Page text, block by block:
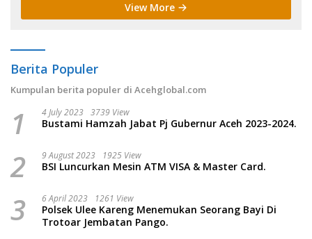
View More
Berita Populer
Kumpulan berita populer di Acehglobal.com
1 4 July 2023 3739 View
Bustami Hamzah Jabat Pj Gubernur Aceh 2023-2024.
2 9 August 2023 1925 View
BSI Luncurkan Mesin ATM VISA & Master Card.
3 6 April 2023 1261 View
Polsek Ulee Kareng Menemukan Seorang Bayi Di
Trotoar Jembatan Pango.